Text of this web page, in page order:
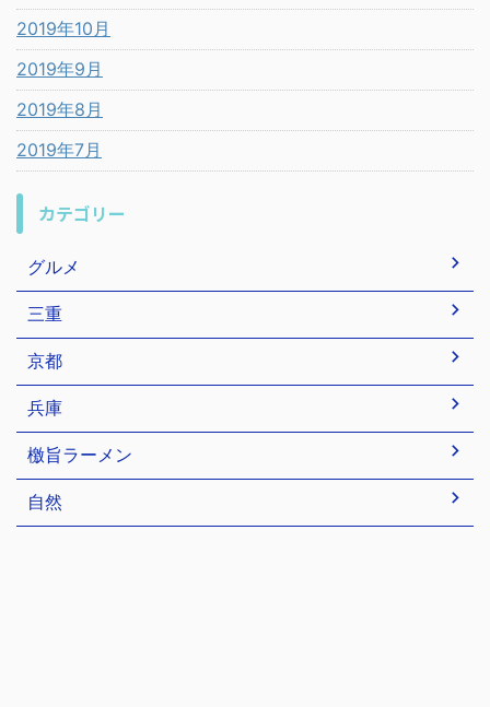
2019年10月
2019年9月
2019年8月
2019年7月
カテゴリー
グルメ
三重
京都
兵庫
檄旨ラーメン
自然